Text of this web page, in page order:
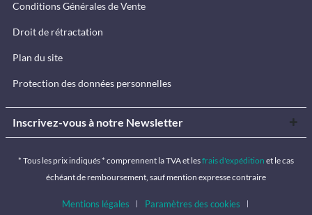
Conditions Générales de Vente
Droit de rétractation
Plan du site
Protection des données personnelles
Inscrivez-vous à notre Newsletter
* Tous les prix indiqués * comprennent la TVA et lesfrais d'expédition et le cas
échéant de remboursement, sauf mention expresse contraire
Mentions légales Paramètres des cookies